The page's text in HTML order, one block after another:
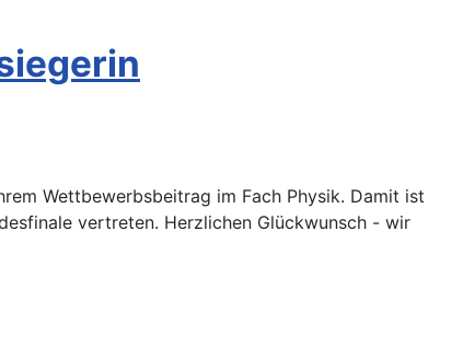
Wettbewerbsbeitrag im Fach Physik. Damit ist
vertreten. Herzlichen Glückwunsch - wir